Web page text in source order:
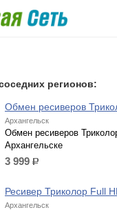
регионов:
Обмен ресиверов
Архангельск
Обмен ресиверов
Архангельске
3 999 р.
Ресивер Триколор Full
Архангельск